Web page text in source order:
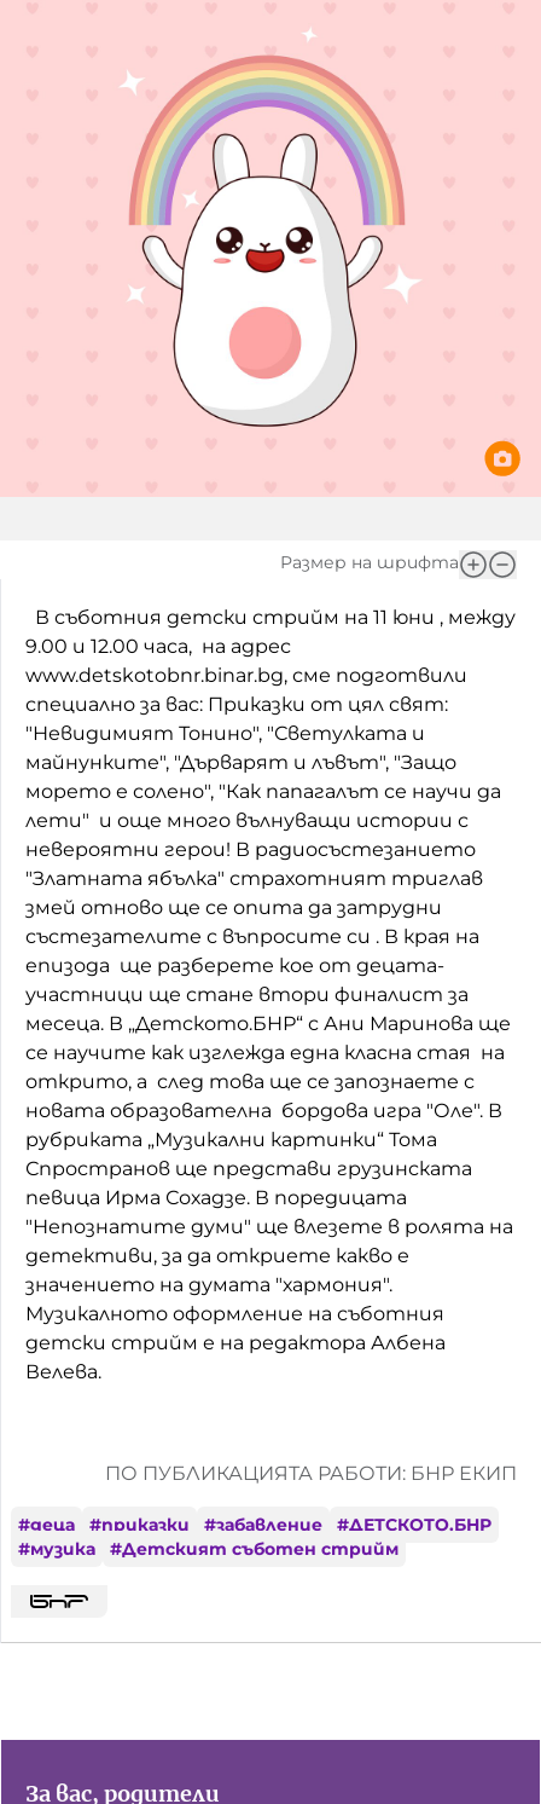
Приказки
История на изкуството
Музикална кутийка
От соул до рокендрол
Междучасие
Яйцето на света
Златната ябълка
Питаме Ви
До ре ми
Кои сме ние?
За вас, родители
БНР Новини
Архивен фонд на БНР
Размер на шрифта
В съботния детски стрийм на 11 юни , между
9.00 и 12.00 часа, на адрес
www.detskotobnr.binar.bg, сме подготвили
специално за вас: Приказки от цял свят:
"Невидимият Тонино", "Светулката и
майнунките", "Дърварят и лъвът", "Защо
морето е солено", "Как папагалът се научи да
лети" и още много вълнуващи истории с
невероятни герои! В радиосъстезанието
"Златната ябълка" страхотният триглав
змей отново ще се опита да затрудни
състезателите с въпросите си . В края на
епизода ще разберете кое от децата-
участници ще стане втори финалист за
месеца. В „Детското.БНР“ с Ани Маринова ще
се научите как изглежда една класна стая на
открито, а след това ще се запознаете с
новата образователна бордова игра "Оле". В
рубриката „Музикални картинки“ Тома
Спространов ще представи грузинската
певица Ирма Сохадзе. В поредицата
"Непознатите думи" ще влезете в ролята на
детективи, за да откриете какво е
значението на думата "хармония".
Музикалното оформление на съботния
детски стрийм е на редактора Албена
Велева.
ПО ПУБЛИКАЦИЯТА РАБОТИ: БНР ЕКИП
#деца #приказки #забавление #ДЕТСКОТО.БНР
#музика #Детският съботен стрийм
За вас, родители